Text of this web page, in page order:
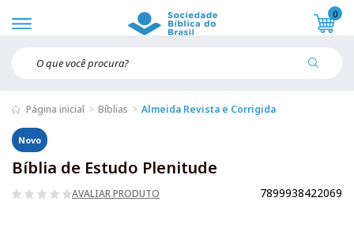
0
Página inicial Bíblias Almeida Revista e Corrigida
Novo
Bíblia de Estudo Plenitude
AVALIAR PRODUTO 7899938422069